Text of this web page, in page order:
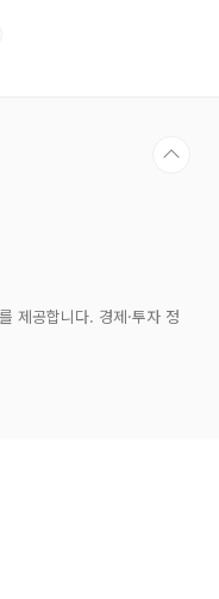
섹
,
있
및
도
제공합니다. 경제·투자 정